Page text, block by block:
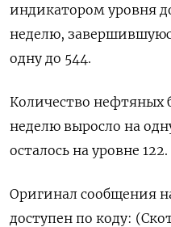
индикатором ‌уровня
неделю,
одну ‍до 544.
Количество нефтяных
неделю выросло на
осталось ‍на ‍уровне 122.
Оригинал сообщения
доступен по коду: